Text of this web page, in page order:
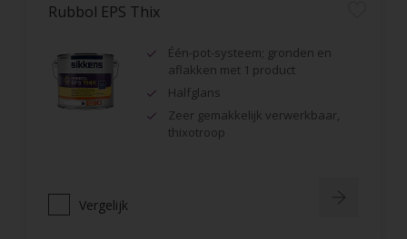
Rubbol EPS Thix
Één-pot-systeem; gronden en
aflakken met 1 product
Halfglans
Zeer gemakkelijk verwerkbaar,
thixotroop
Vergelijk